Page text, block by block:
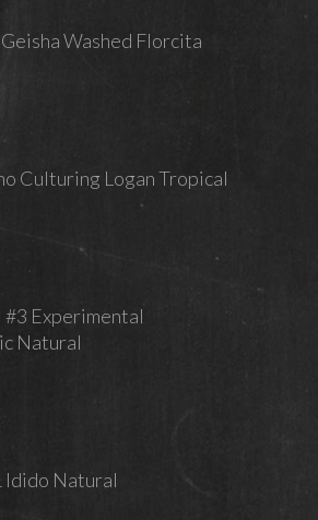
Washed Florcita
Culturing Logan Tropical
Experimental
Natural
Idido Natural